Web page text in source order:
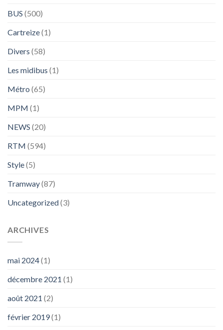
BUS (500)
Cartreize(1)
Divers (58)
Les midibus (1)
Métro (65)
MPM (1)
NEWS (20)
RTM (594)
Style(5)
Tramway(87)
Uncategorized(3)
ARCHIVES
mai 2024(1)
décembre 2021 (1)
août 2021 (2)
février 2019(1)